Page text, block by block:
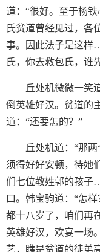
道：“很好。至于杨
氏贫道曾经见过，各
事。因此法子是这样
氏，你去救包氏，谁
丘处机微微一笑
倒英雄好汉。贫道的
道：“还要怎的？”
丘处机道：“那
须得好好安顿，待她
们七位教姓郭的孩子
口。韩宝驹道：“怎
都十八岁了，咱们再
英雄好汉，欢宴一场
艺，瞧是贫道的徒弟